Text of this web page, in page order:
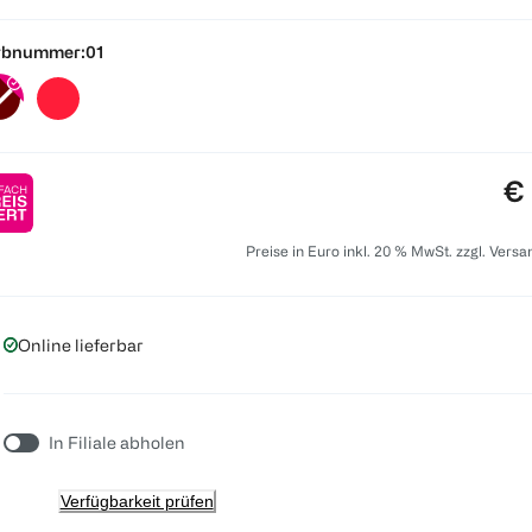
01
€
Preise in Euro inkl. 20 % MwSt. zzgl.
Online lieferbar
In Filiale abholen
Verfügbarkeit prüfen